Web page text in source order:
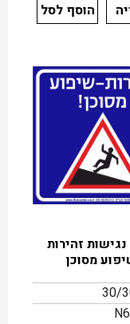
הוסף לסל
זהירות
מסוכן